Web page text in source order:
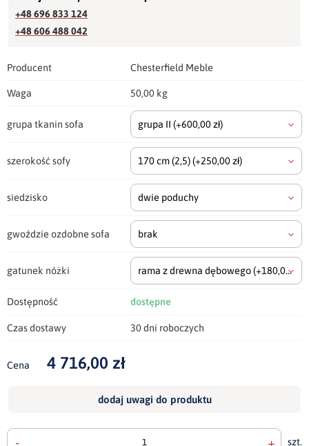
+48 696 833 124
+48 606 488 042
Producent Chesterfield Meble
Waga 50,00 kg
grupa tkanin sofa grupa II (+600,00 zł)
szerokość sofy 170 cm(2,5)(+250,00 zł)
siedzisko dwie poduchy
gwoździe ozdobne sofa brak
gatunek nóżki rama z drewna dębowego(+180,00 zł)
Dostępność dostępne
Czas dostawy 30 dni roboczych
Cena 4 716,00 zł
dodaj uwagi do produktu
- + szt.